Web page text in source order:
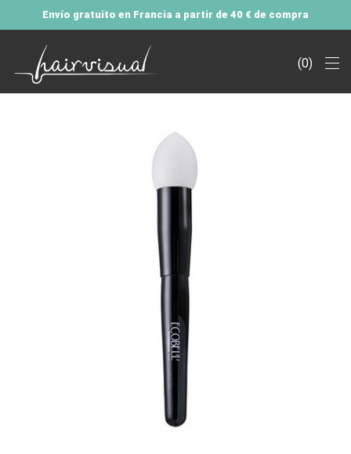
Envío gratuito en Francia a partir de 40 € de compra
0